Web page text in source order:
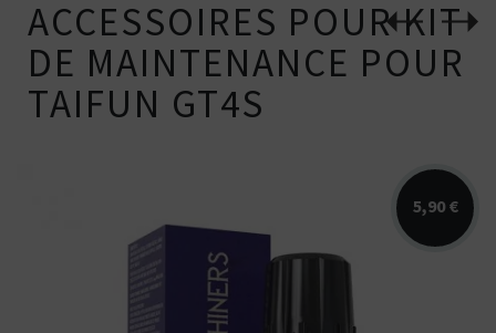
ACCESSOIRES POUR KIT
DE MAINTENANCE POUR
TAIFUN GT4S
5,90 €